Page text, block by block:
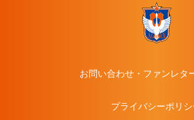
お問い合わせ・ファンレタ
プライバシーポリシ